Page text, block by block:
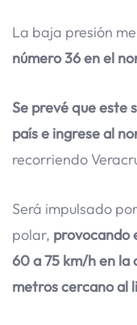
La baja presión
número 36 en el
Se prevé que este
país e ingrese al
recorriendo
Será impulsado
polar, provocando
60 a 75 km/h en la
metros cercano al